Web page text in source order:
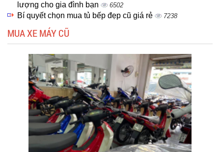
lượng cho gia đình bạn
6502
Bí quyết chọn mua tủ bếp đẹp cũ giá rẻ 7238
MUA XE MÁY CŨ